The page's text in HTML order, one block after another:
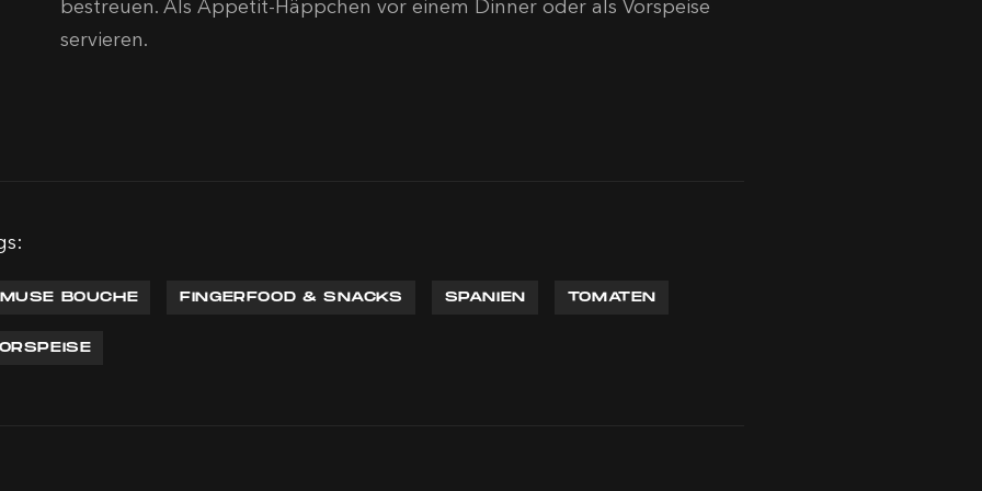
bestreuen. Als Appetit-Häppchen vor einem Dinner oder als Vorspeise
servieren.
BOUCHE FINGERFOOD & SNACKS SPANIEN TOMATEN